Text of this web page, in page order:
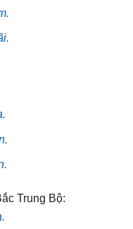
Trung Bộ: